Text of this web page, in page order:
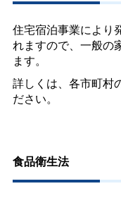
住宅宿泊事業により
れますので、一般の
ます。
詳しくは、各市町村
ださい。
食品衛生法